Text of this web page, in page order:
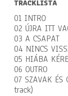
TRACKLISTA
01 INTRO
02 ÚJRA ITT
03 A CSAPAT
04 NINCS
05 HIÁBA
06 OUTRO
07 SZAVAK
track)